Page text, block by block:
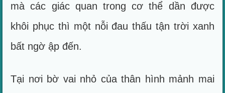
mà các giác quan trong cơ thể dần được
khôi phục thì một nỗi đau thấu tận trời xanh
bất ngờ ập đến.
Tại nơi bờ vai nhỏ của thân hình mảnh mai